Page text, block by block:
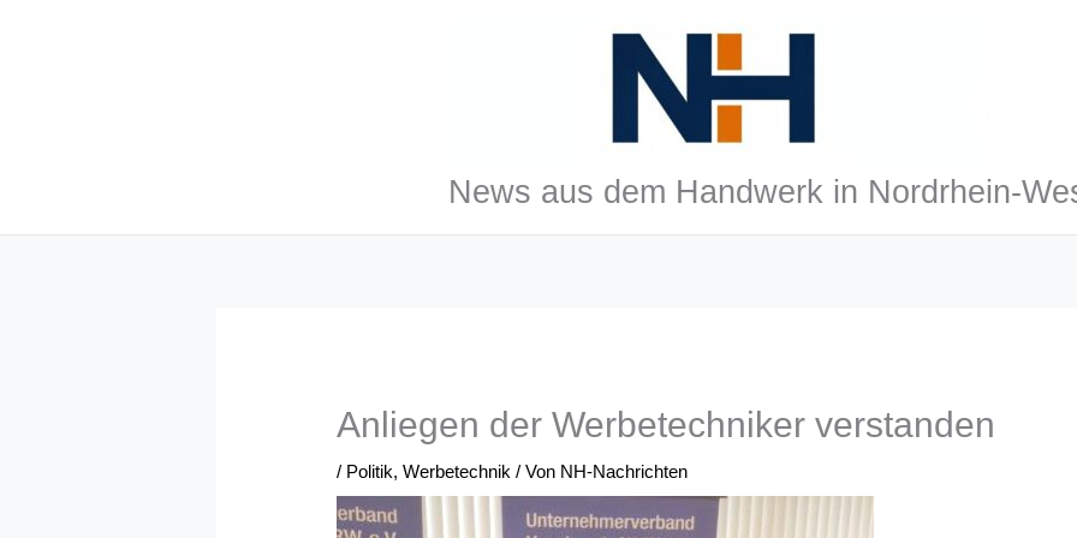
News aus dem Handwerk in Nordrhein-
Anliegen der Werbetechniker verstanden
/ Politik,Werbetechnik / Von NH-Nachrichten